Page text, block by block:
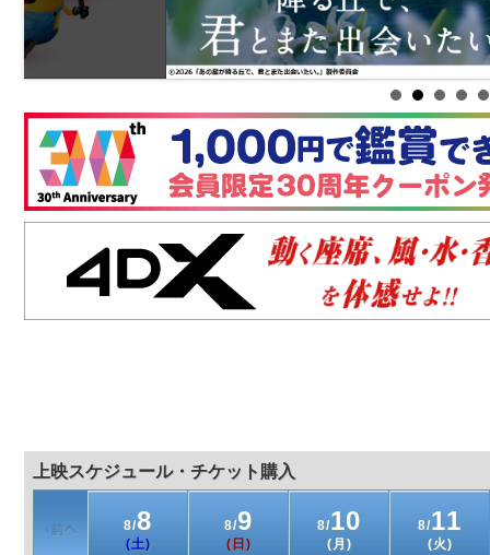
上映スケジュール・チケット購入
8/8
(土)
8/9
(日)
8/10
(月)
8/11
(火)